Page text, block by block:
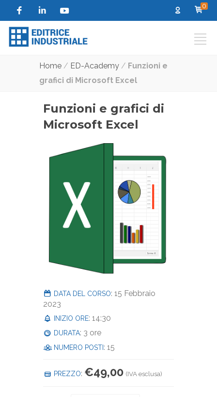
0
Home / ED-Academy / Funzioni e
grafici di Microsoft Excel
Funzioni e grafici di
Microsoft Excel
DATA DEL CORSO: 15 Febbraio
2023
INIZIO ORE: 14:30
DURATA: 3 ore
NUMERO POSTI : 15
PREZZO: €49,00 (IVA esclusa)